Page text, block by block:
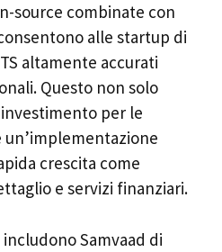
source combinate con
alle startup di
altamente accurati
Questo non solo
per le
crescita come
e servizi finanziari.
Samvaad di